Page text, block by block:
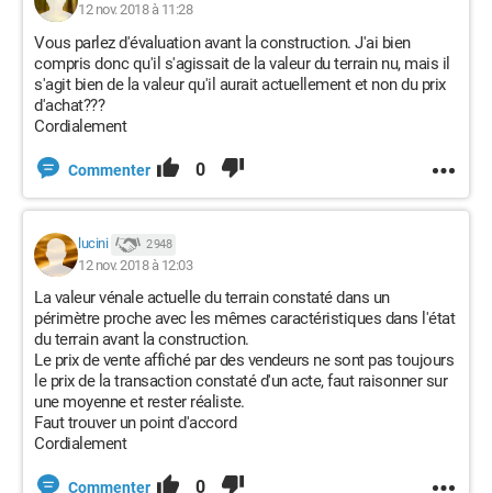
12 nov. 2018 à 11:28
Vous parlez d'évaluation avant la construction. J'ai bien
compris donc qu'il s'agissait de la valeur du terrain nu, mais il
s'agit bien de la valeur qu'il aurait actuellement et non du prix
d'achat???
Cordialement
Commenter 0
lucini 2 948
12 nov. 2018 à 12:03
La valeur vénale actuelle du terrain constaté dans un
périmètre proche avec les mêmes caractéristiques dans l'état
du terrain avant la construction.
Le prix de vente affiché par des vendeurs ne sont pas toujours
le prix de la transaction constaté d'un acte, faut raisonner sur
une moyenne et rester réaliste.
Faut trouver un point d'accord
Cordialement
Commenter 0